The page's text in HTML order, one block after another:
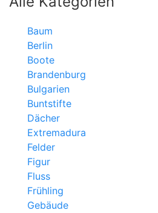
Baum
Berlin
Boote
Brandenburg
Bulgarien
Buntstifte
Dächer
Extremadura
Felder
Figur
Fluss
Frühling
Gebäude